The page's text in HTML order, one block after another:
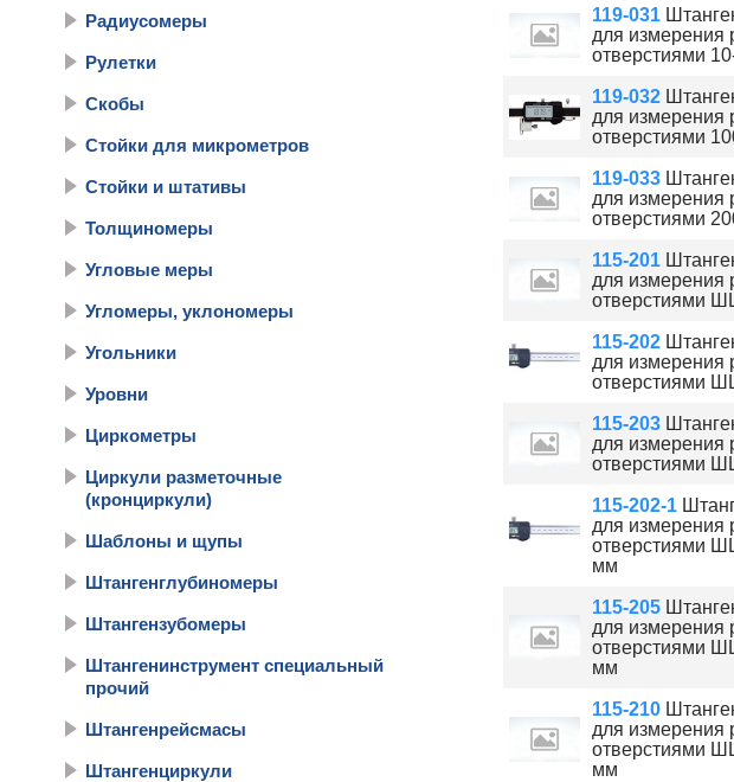
Радиусомеры
Рулетки
Скобы
Стойки для микрометров
Стойки и штативы
Толщиномеры
Угловые меры
Угломеры, уклономеры
Угольники
Уровни
Циркометры
Циркули разметочные
(кронциркули)
Шаблоны и щупы
Штангенглубиномеры
Штангензубомеры
Штангенинструмент специальный
прочий
Штангенрейсмасы
Штангенциркули
119-031
для измерения
отверстиями
119-032
для измерения
отверстиями
119-033
для измерения
отверстиями
115-201
для измерения
отверстиями
115-202
для измерения
отверстиями
115-203
для измерения
отверстиями
115-202-1
для измерения
отверстиями
мм
115-205
для измерения
отверстиями
мм
115-210
для измерения
отверстиями
мм